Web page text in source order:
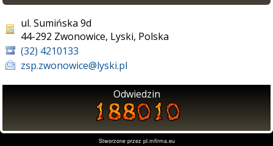
ul. Sumińska 9d
44-292 Zwonowice, Lyski, Polska
(32) 4210133
zsp.zwonowice@lyski.pl
Odwiedzin
Stworzone przez pl.mfirma.eu